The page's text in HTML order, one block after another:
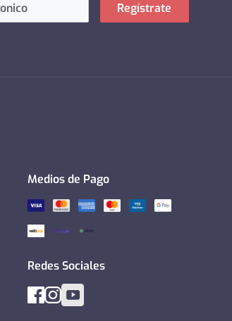
Regístrate
Medios de Pago
Redes Sociales